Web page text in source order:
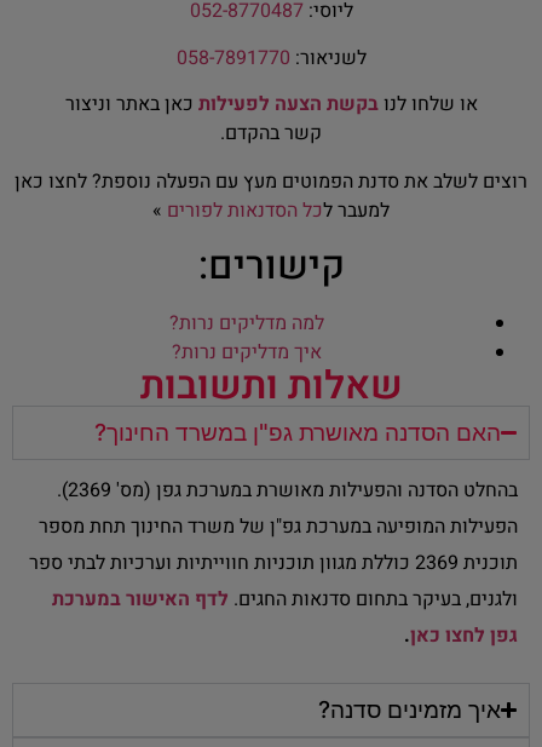
ליוסי: 052-8770487
לשניאור: 058-7891770
או שלחו לנובקשת הצעה לפעילות כאן באתר וניצור
קשר בהקדם.
רוצים לשלב את סדנת הפמוטים מעץ עם הפעלה נוספת? לחצו כאן
למעבר לכל הסדנאות לפורים »
קישורים:
למה מדליקים נרות?
איך מדליקים נרות?
שאלות ותשובות
האם הסדנה מאושרת גפ"ן במשרד החינוך?
בהחלט הסדנה והפעילות מאושרת במערכת גפן (מס' 2369).
הפעילות המופיעה במערכת גפ"ן של משרד החינוך תחת מספר
תוכנית 2369 כוללת מגוון תוכניות חווייתיות וערכיות לבתי ספר
ולגנים, בעיקר בתחום סדנאות החגים. לדף האישור במערכת
גפן לחצו כאן.
איך מזמינים סדנה?